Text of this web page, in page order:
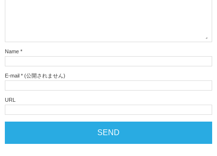
Name *
E-mail * (公開されません)
URL